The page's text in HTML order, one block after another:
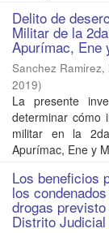
Delito de
Militar de la
Apurímac, Ene
Sanchez Ramirez,
2019)
La presente
determinar cómo
militar en la
Apurímac, Ene y
Los beneficios
los
drogas
Distrito